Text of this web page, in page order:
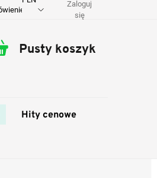
Dostawa i płatność
Zaloguj
się
Koszyk
Pusty koszyk
Hity cenowe